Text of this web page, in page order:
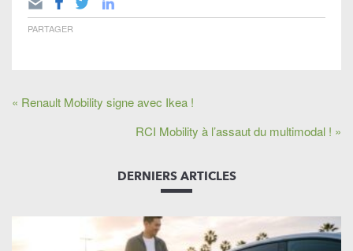
PARTAGER
« Renault Mobility signe avec Ikea !
RCI Mobility à l’assaut du multimodal ! »
DERNIERS ARTICLES